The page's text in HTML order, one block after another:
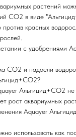
растений
СО2 в виде
красных
с
СО2 и надоели
Альгицид+СО2 не
рост аквариумных
Aquayer
использовать как